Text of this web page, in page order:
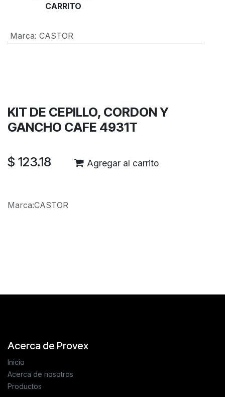
CARRITO
Marca: CASTOR
KIT DE CEPILLO, CORDON Y
GANCHO CAFE 4931T
$ 123.18 Agregar al carrito
Marca:CASTOR
Acerca de Provex
Inicio
Acerca de nosotros
Productos